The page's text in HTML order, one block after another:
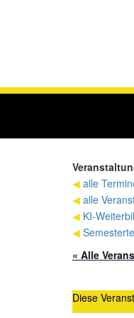
◀ alle
◀ alle
◀ KI-
◀
« Alle
Diese